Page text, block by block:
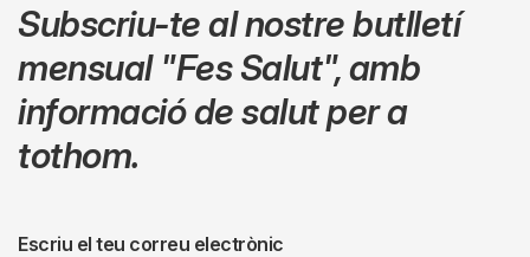
Subscriu-te al nostre butlletí
mensual "Fes Salut",amb
informació de salut per a
tothom.
Escriu el teu correu electrònic